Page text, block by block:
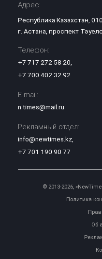
Адрес:
Республика Казахстан,
г. Астана, проспект
Телефон:
+7 717 272 58 20
+7 700 402 32 92
E-mail:
n.times@mail.ru
Рекламный отдел:
info@newtimes.kz,
+7 701 190 90 77
© 2013-2026,
Политика
Об